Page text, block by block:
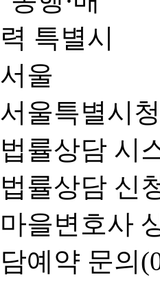
서울특별시
법률상담 시
법률상담 신
마을변호사
담예약 문의